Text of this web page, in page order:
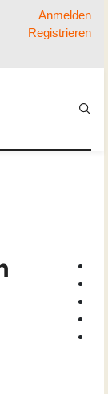
Anmelden
Registrieren